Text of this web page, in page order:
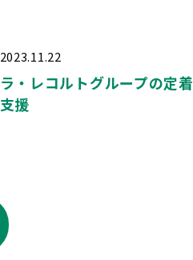
2023.11.22
ラ・レコルトグループの定着
支援